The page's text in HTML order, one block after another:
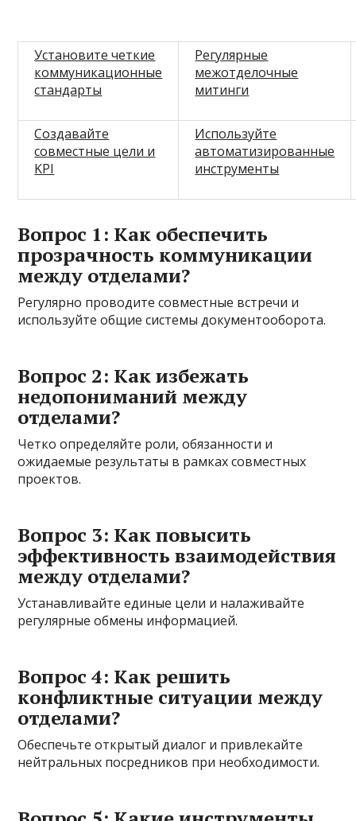
Установите четкие
коммуникационные
стандарты
Регулярные
межотделочные
митинги
Создавайте
совместные цели и
KPI
Используйте
автоматизированные
инструменты
Вопрос 1: Как обеспечить
прозрачность коммуникации
между отделами?
Регулярно проводите совместные встречи и
используйте общие системы документооборота.
Вопрос 2: Как избежать
недопониманий между
отделами?
Четко определяйте роли, обязанности и
ожидаемые результаты в рамках совместных
проектов.
Вопрос 3: Как повысить
эффективность взаимодействия
между отделами?
Устанавливайте единые цели и налаживайте
регулярные обмены информацией.
Вопрос 4: Как решить
конфликтные ситуации между
отделами?
Обеспечьте открытый диалог и привлекайте
нейтральных посредников при необходимости.